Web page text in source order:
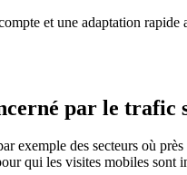
et une adaptation
par le trafic
exemple des secteurs où
qui les visites mobiles sont